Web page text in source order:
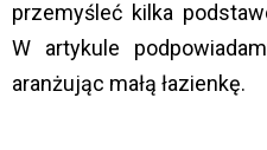
przemyśleć kilka
W artykule
aranżując małą łazienkę.